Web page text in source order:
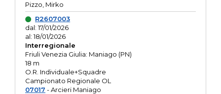
Pizzo, Mirko
R2607003
dal: 17/01/2026
al: 18/01/2026
Interregionale
Friuli Venezia Giulia: Maniago (PN)
18 m
O.R. Individuale+Squadre
Campionato Regionale OL
07017 - Arcieri Maniago